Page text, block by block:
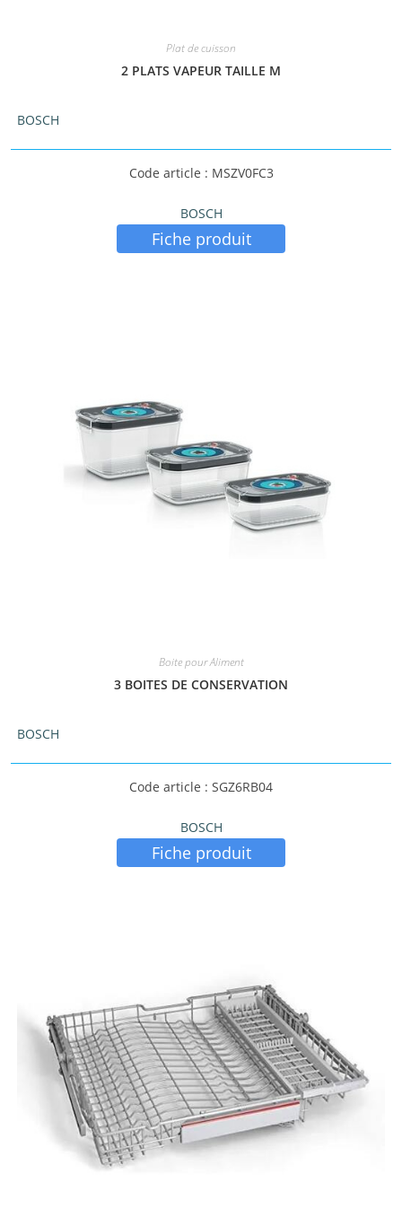
Plat de cuisson
2 PLATS VAPEUR TAILLE M
BOSCH
Code article : MSZV0FC3
BOSCH
Fiche produit
Boite pour Aliment
3 BOITES DE CONSERVATION
BOSCH
Code article : SGZ6RB04
BOSCH
Fiche produit